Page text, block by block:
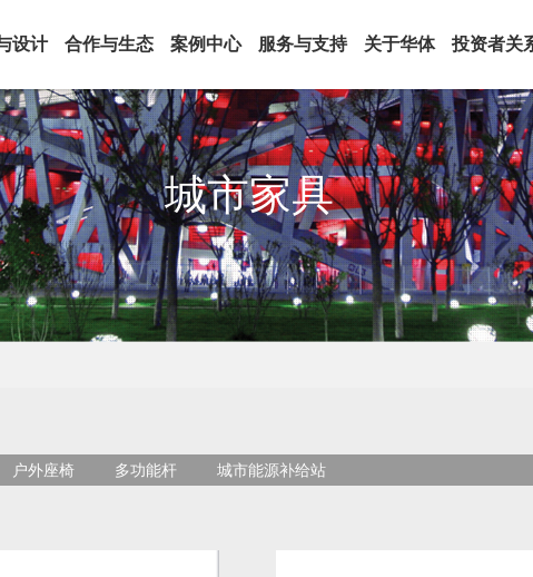
设计 合作与生态 案例中心 服务与支持 关于华体 投资者关
边缘计算网关 智慧城市家具
· 城市家具
· 通讯塔
· 信号杆
· 景观
· 现代
· 景
城市家具
户外座椅 多功能杆 城市能源补给站